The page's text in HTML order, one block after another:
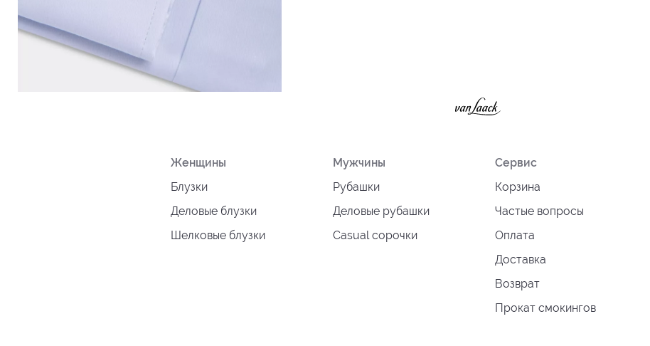
Женщины
Блузки
Деловые блузки
Шелковые блузки
Мужчины
Рубашки
Деловые рубашки
Casual сорочки
Сервис
Корзина
Частые вопросы
Оплата
Доставка
Возврат
Прокат смокингов